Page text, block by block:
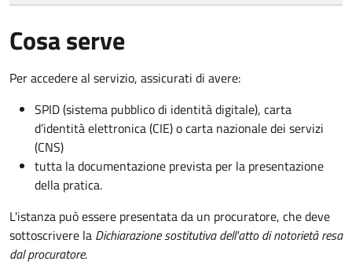
Cosa serve
Per accedere al servizio, assicurati di avere:
SPID (sistema pubblico di identità digitale), carta
d’identità elettronica (CIE) o carta nazionale dei servizi
(CNS)
tutta la documentazione prevista per la presentazione
della pratica.
L'istanza può essere presentata da un procuratore, che deve
sottoscrivere la Dichiarazione sostitutiva dell'atto di notorietà resa
dal procuratore.